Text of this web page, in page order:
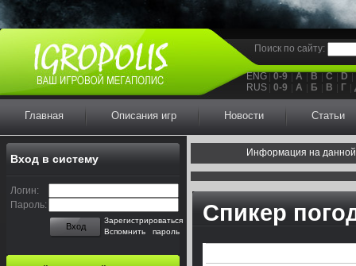
Поиск по сайту:
ENG 0-9 A B C
D
RUS 0-9 А Б В Г
Главная Описания игр Новости Статьи
Вход в систему
Логин:
Пароль:
Вход
Зарегистрироваться
Вспомнить пароль
Информация на
Спикер